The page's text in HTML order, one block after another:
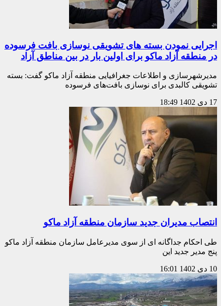
اجرایی نمودن بسته های تشویقی نوسازی بافت فرسوده
در منطقه آزاد ماکو برای اولین بار در بین مناطق آزاد
مدیرشهرسازی و اطلاعات جغرافیایی منطقه آزاد ماکو گفت: بسته
تشویقی کالبدی برای نوسازی بافت‌های فرسوده
17 دی 1402 18:49
انتصاب مدیران جدید سازمان منطقه آزاد ماکو
طی احکام جداگانه ای از سوی مدیرعامل سازمان منطقه آزاد ماکو
پنج مدیر جدید این
10 دی 1402 16:01